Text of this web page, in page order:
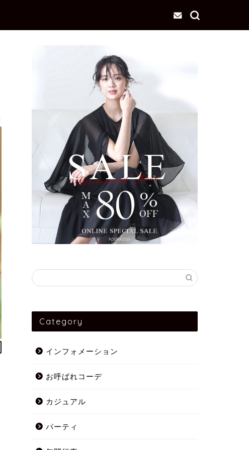
Category
インフォメーション
お呼ばれコーデ
カジュアル
パーティ